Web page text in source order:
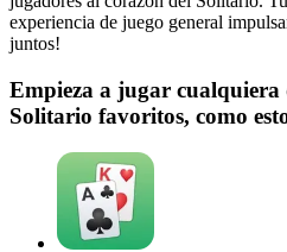
experiencia de juego general
juntos!
Empieza a jugar cualquiera
Solitario favoritos, como